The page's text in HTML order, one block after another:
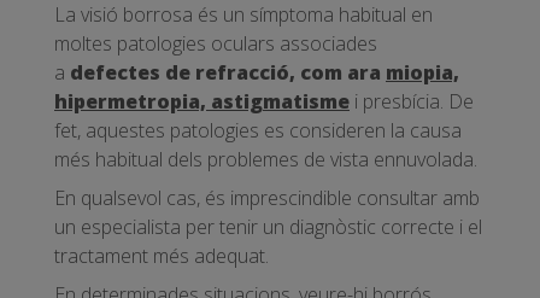
La visió borrosa és un símptoma habitual en
moltes patologies oculars associades
a defectes de refracció, com ara miopia,
hipermetropia, astigmatisme i presbícia. De
fet, aquestes patologies es consideren la causa
més habitual dels problemes de vista ennuvolada.
En qualsevol cas, és imprescindible consultar amb
un especialista per tenir un diagnòstic correcte i el
tractament més adequat.